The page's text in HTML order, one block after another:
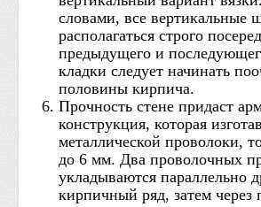
словами, все
располагаться строго
предыдущего и
кладки следует начинать
половины кирпича.
Прочность стене придаст
конструкция, которая
металлической проволоки,
до 6 мм. Два проволочных
укладываются параллельно
кирпичный ряд, затем через